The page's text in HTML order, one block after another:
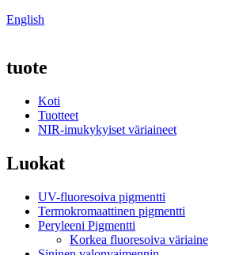
English
tuote
Koti
Tuotteet
NIR-imukykyiset väriaineet
Luokat
UV-fluoresoiva pigmentti
Termokromaattinen pigmentti
Peryleeni Pigmentti
Korkea fluoresoiva väriaine